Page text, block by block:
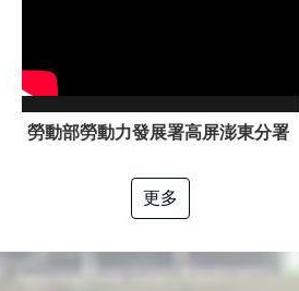
勞動部勞動力發展署高屏澎東分署
更多